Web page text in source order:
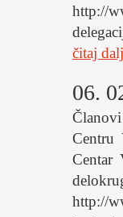
http://
čitaj
06.
Centru
Centar
http://